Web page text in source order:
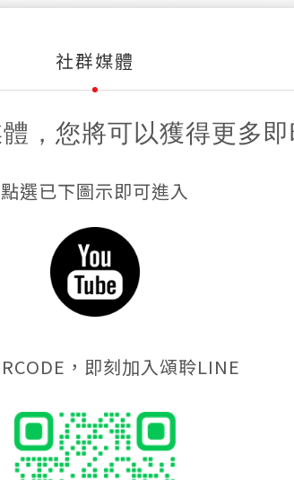
社群媒體
，您將可以獲得更多即
點選已下圖示即可進入
，即刻加入頌聆LINE